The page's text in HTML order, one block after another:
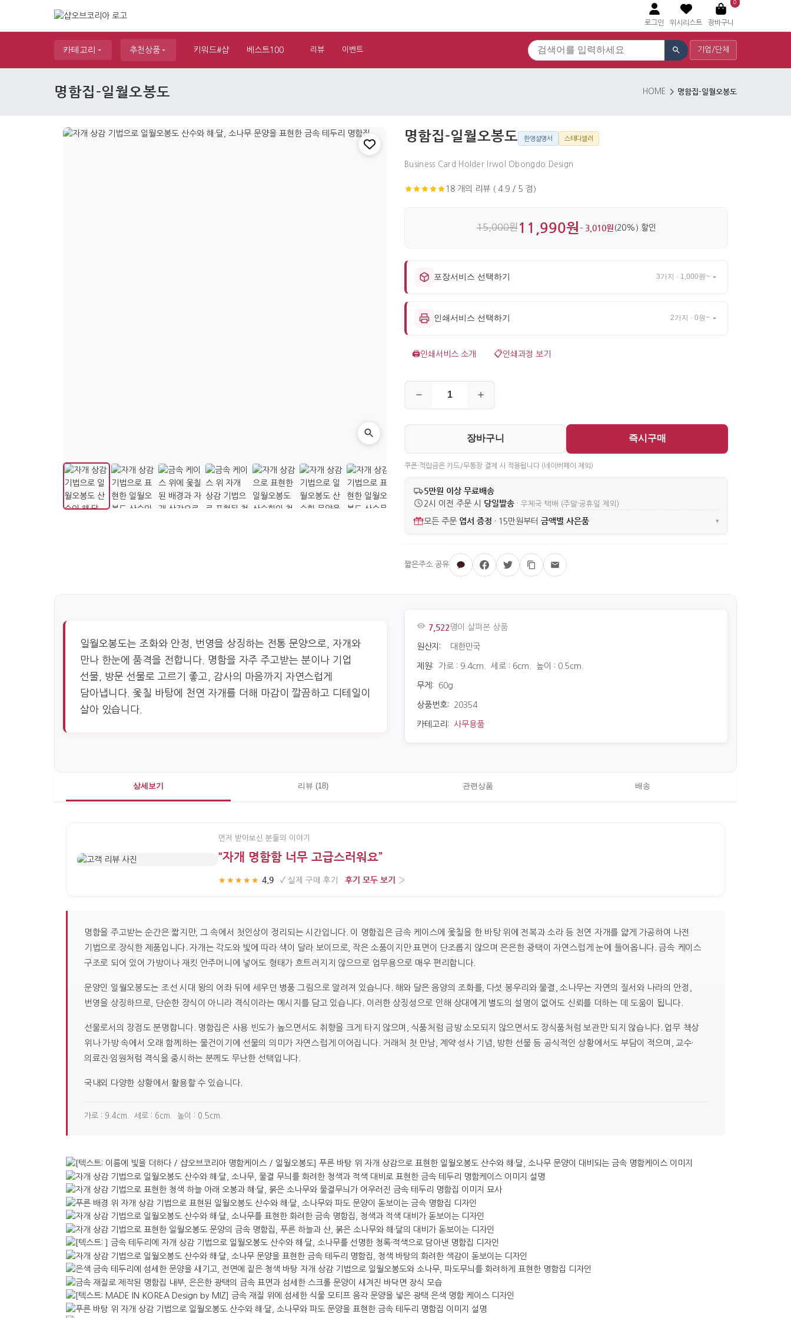
로그인 위시리스트
0
장바구니
카테고리 추천상품 키워드#샵 베스트100 리뷰 이벤트 기업/단체
명함집-일월오봉도 HOME 명함집-일월오봉도
명함집-일월오봉도 한영설명서 스테디셀러
Business Card Holder Irwol Obongdo Design
18 개의 리뷰 ( 4.9 / 5 점)
15,000원11,990원 - 3,010원 (20%) 할인
포장서비스 선택하기 3가지 · 1,000원~
인쇄서비스 선택하기 2가지 · 0원~
🖨️인쇄서비스 소개 📋인쇄과정 보기
장바구니 즉시구매
쿠폰·적립금은 카드/무통장 결제 시 적용됩니다 (네이버페이 제외)
5만원 이상 무료배송
2시 이전 주문 시 당일발송 · 우체국 택배 (주말·공휴일 제외)
모든 주문 엽서 증정 · 15만원부터 금액별 사은품 ▾
일월오봉도는 조화와 안정, 번영을 상징하는 전통 문양으로, 자개와
만나 한눈에 품격을 전합니다. 명함을 자주 주고받는 분이나 기업
선물, 방문 선물로 고르기 좋고, 감사의 마음까지 자연스럽게
담아냅니다. 옻칠 바탕에 천연 자개를 더해 마감이 깔끔하고 디테일이
살아 있습니다.
7,522 명이 살펴본 상품
원산지: 대한민국
제원: 가로 : 9.4cm. 세로 : 6cm. 높이 : 0.5cm.
무게: 60g
상품번호: 20354
카테고리: 사무용품
상세보기 리뷰 (18) 관련상품 배송
먼저 받아보신 분들의 이야기
“자개 명함함 너무 고급스러워요”
★★★★★ 4.9 · ✓ 실제 구매 후기 · 후기 모두 보기 ›
명함을 주고받는 순간은 짧지만, 그 속에서 첫인상이 정리되는 시간입니다. 이 명함집은 금속 케이스에 옻칠을 한 바탕 위에 전복과 소라 등 천연 자개를 얇게 가공하여 나전
기법으로 장식한 제품입니다. 자개는 각도와 빛에 따라 색이 달라 보이므로, 작은 소품이지만 표면이 단조롭지 않으며 은은한 광택이 자연스럽게 눈에 들어옵니다. 금속 케이스
구조로 되어 있어 가방이나 재킷 안주머니에 넣어도 형태가 흐트러지지 않으므로 업무용으로 매우 편리합니다.
문양인 일월오봉도는 조선 시대 왕의 어좌 뒤에 세우던 병풍 그림으로 알려져 있습니다. 해와 달은 음양의 조화를, 다섯 봉우리와 물결, 소나무는 자연의 질서와 나라의 안정,
번영을 상징하므로, 단순한 장식이 아니라 격식이라는 메시지를 담고 있습니다. 이러한 상징성으로 인해 상대에게 별도의 설명이 없어도 신뢰를 더하는 데 도움이 됩니다.
선물로서의 장점도 분명합니다. 명함집은 사용 빈도가 높으면서도 취향을 크게 타지 않으며, 식품처럼 금방 소모되지 않으면서도 장식품처럼 보관만 되지 않습니다. 업무 책상
위나 가방 속에서 오래 함께하는 물건이기에 선물의 의미가 자연스럽게 이어집니다. 거래처 첫 만남, 계약 성사 기념, 방한 선물 등 공식적인 상황에서도 부담이 적으며, 교수·
의료진·임원처럼 격식을 중시하는 분께도 무난한 선택입니다.
국내외 다양한 상황에서 활용할 수 있습니다.
가로 : 9.4cm. 세로 : 6cm. 높이 : 0.5cm.